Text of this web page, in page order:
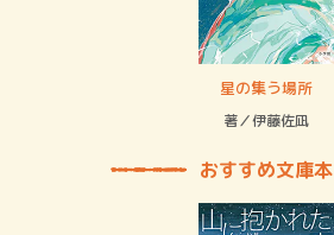
星の集う場所
著／伊藤佐凪
おすすめ文庫本